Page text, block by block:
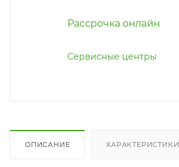
Рассрочка онлайн
Сервисные центры
ОПИСАНИЕ ХАРАКТЕРИСТИКИ